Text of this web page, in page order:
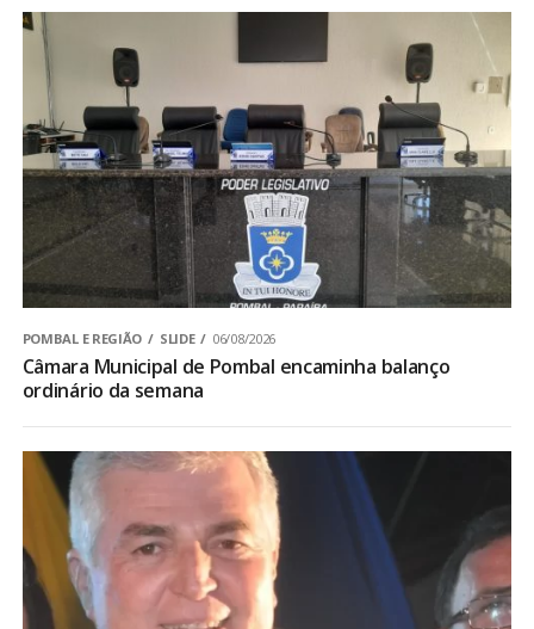
POMBAL E REGIÃO SLIDE 06/08/2026
Câmara Municipal de Pombal encaminha balanço
ordinário da semana